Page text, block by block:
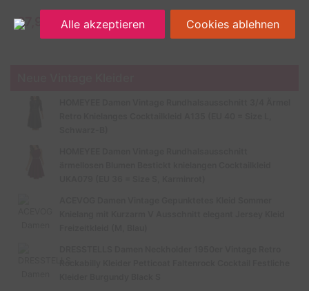
27,99 €Alle akzeptieren Cookies ablehnen